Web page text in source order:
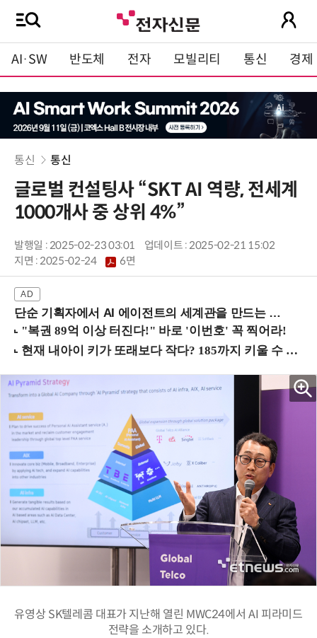
AI·SW 반도체 전자 모빌리티 통신 경제
통신 통신
글로벌 컨설팅사 “SKT AI 역량, 전세계
1000개사 중 상위 4%”
발행일 : 2025-02-23 03:01
업데이트 : 2025-02-21 15:02
지면 :2025-02-24 6면
단순 기획자에서 AI 에이전트의 세계관을 만드는 지식 설계자로.. (8/20 강남역)
유영상 SK텔레콤 대표가 지난해 열린 MWC24에서 AI 피라미드
전략을 소개하고 있다.